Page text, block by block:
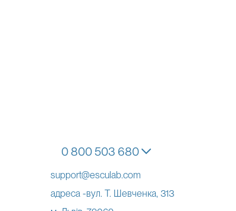
0 800 503 680
support@esculab.com
адреса -вул. Т. Шевченка, 313